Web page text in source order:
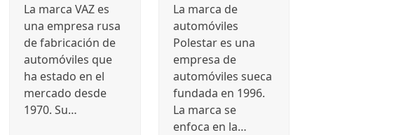
La marca VAZ es
una empresa rusa
de fabricación de
automóviles que
ha estado en el
mercado desde
1970. Su…
La marca de
automóviles
Polestar es una
empresa de
automóviles sueca
fundada en 1996.
La marca se
enfoca en la…